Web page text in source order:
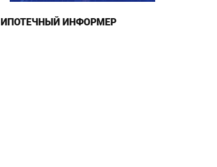
ИПОТЕЧНЫЙ ИНФОРМЕР